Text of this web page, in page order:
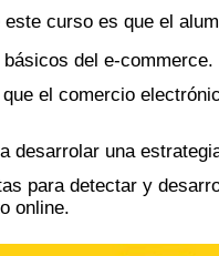
curso es que el
del e-commerce.
el comercio
desarrolar una
para detectar y
online.